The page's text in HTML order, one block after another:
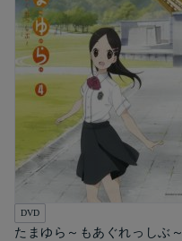
DVD
たまゆら～もあぐれっしぶ～